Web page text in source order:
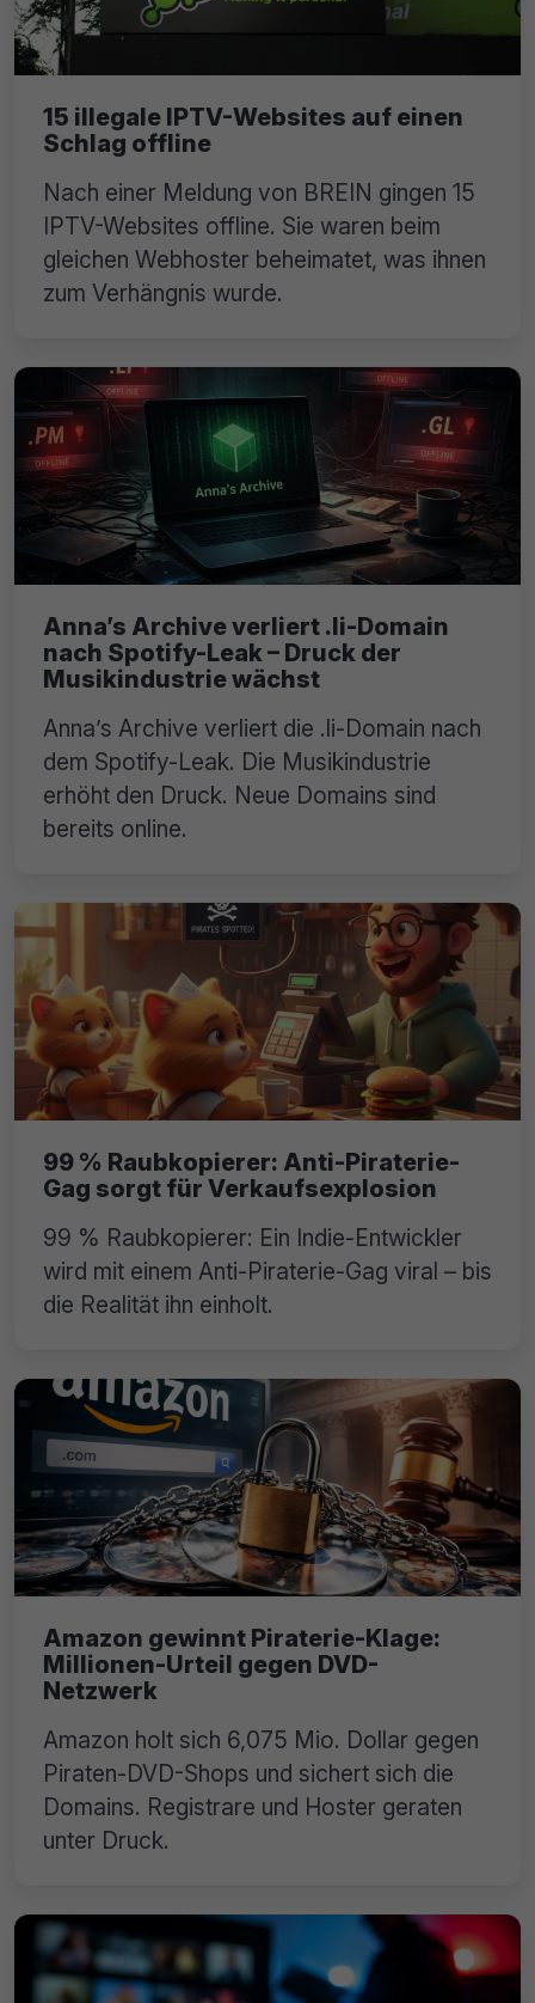
15 illegale IPTV-Websites auf einen
Schlag offline
Nach einer Meldung von BREIN gingen 15
IPTV-Websites offline. Sie waren beim
gleichen Webhoster beheimatet, was ihnen
zum Verhängnis wurde.
Anna’s Archive verliert .li-Domain
nach Spotify-Leak – Druck der
Musikindustrie wächst
Anna’s Archive verliert die .li-Domain nach
dem Spotify-Leak. Die Musikindustrie
erhöht den Druck. Neue Domains sind
bereits online.
99 % Raubkopierer: Anti-Piraterie-
Gag sorgt für Verkaufsexplosion
99 % Raubkopierer: Ein Indie-Entwickler
wird mit einem Anti-Piraterie-Gag viral – bis
die Realität ihn einholt.
Amazon gewinnt Piraterie-Klage:
Millionen-Urteil gegen DVD-
Netzwerk
Amazon holt sich 6,075 Mio. Dollar gegen
Piraten-DVD-Shops und sichert sich die
Domains. Registrare und Hoster geraten
unter Druck.